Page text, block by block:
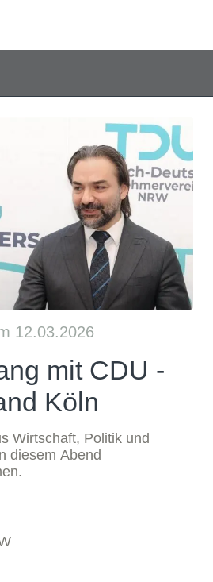
12.03.2026
mit CDU -
Köln
Wirtschaft, Politik und
diesem Abend